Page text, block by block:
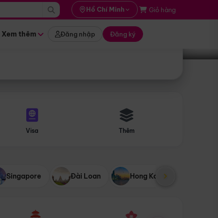
Hồ Chí Minh Giỏ hàng
Xem thêm Đăng nhập Đăng ký
Tìm tour
Visa Thêm
Singapore Đài Loan Hong Kong